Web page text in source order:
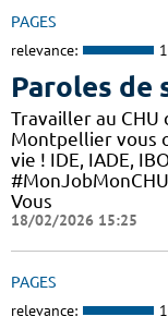
PAGES
relevance:
Paroles de
Travailler au CHU
Montpellier vous
vie ! IDE, IADE,
Vous
18/02/2026 15:25
PAGES
relevance: